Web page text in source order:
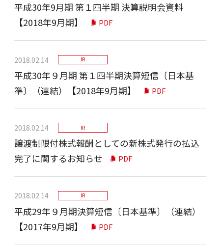
平成30年9月期 第１四半期 決算説明会資料
【2018年9月期】
PDF
2018.02.14 IR
平成30年９月期 第１四半期決算短信〔日本基
準〕（連結）【2018年9月期】
PDF
2018.02.14 IR
譲渡制限付株式報酬としての新株式発行の払込
完了に関するお知らせ
PDF
2018.02.14 IR
平成29年９月期決算短信〔日本基準〕（連結）
【2017年9月期】
PDF